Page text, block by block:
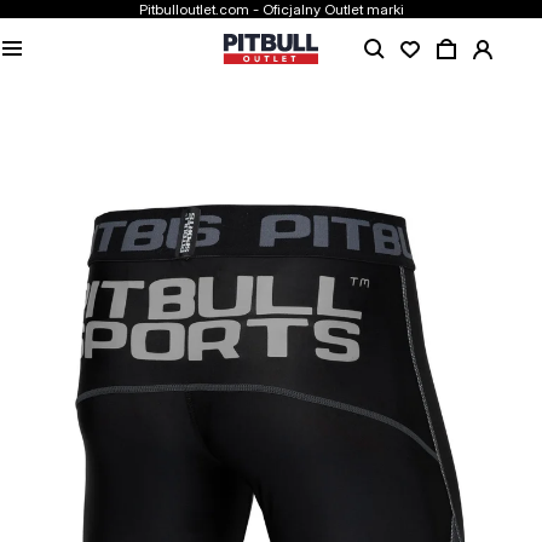
Pitbulloutlet.com - Oficjalny Outlet marki